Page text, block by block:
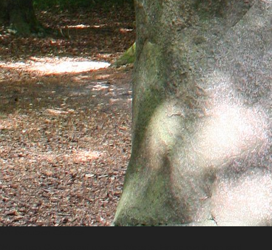
Es wurden keine Events gefunden